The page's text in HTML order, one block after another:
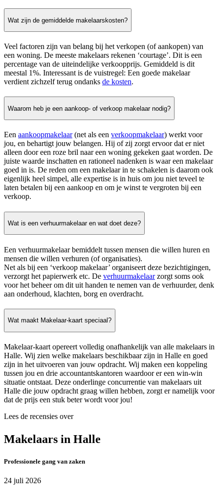
Wat zijn de gemiddelde makelaarskosten?
Veel factoren zijn van belang bij het verkopen (of aankopen) van
een woning. De meeste makelaars rekenen ‘courtage’. Dit is een
percentage van de uiteindelijke verkoopprijs. Gemiddeld is dit
meestal 1%. Interessant is de vuistregel: Een goede makelaar
verdient zichzelf terug ondanks de kosten.
Waarom heb je een aankoop- of verkoop makelaar nodig?
Een aankoopmakelaar(net als een verkoopmakelaar) werkt voor
jou, en behartigt jouw belangen. Hij of zij zorgt ervoor dat er niet
alleen door een roze bril naar een woning gekeken gaat worden. De
juiste waarde inschatten en rationeel nadenken is waar een makelaar
goed in is. De reden om een makelaar in te schakelen is daarom ook
eigenlijk heel simpel, alle expertise is in huis om jou niet teveel te
laten betalen bij een aankoop en om je winst te vergroten bij een
verkoop.
Wat is een verhuurmakelaar en wat doet deze?
Een verhuurmakelaar bemiddelt tussen mensen die willen huren en
mensen die willen verhuren (of organisaties).
Net als bij een ‘verkoop makelaar’ organiseert deze bezichtigingen,
verzorgt het papierwerk etc. De verhuurmakelaarzorgt soms ook
voor het beheer om dit uit handen te nemen van de verhuurder, denk
aan onderhoud, klachten, borg en overdracht.
Wat maakt Makelaar-kaart speciaal?
Makelaar-kaart opereert volledig onafhankelijk van alle makelaars in
Halle. Wij zien welke makelaars beschikbaar zijn in Halle en goed
zijn in het uitvoeren van jouw opdracht. Wij maken een koppeling
tussen jou en drie accountantskantoren waardoor er een win-win
situatie ontstaat. Deze onderlinge concurrentie van makelaars uit
Halle die jouw opdracht graag willen hebben, zorgt er namelijk voor
dat de prijs een stuk beter wordt voor jou!
Lees de recensies over
Makelaars in Halle
Professionele gang van zaken
24 juli 2026